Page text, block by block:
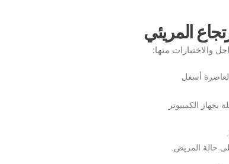
المريئي
والاختبارات منها:
أسفل
الكمبيوتر
حالة المريض.